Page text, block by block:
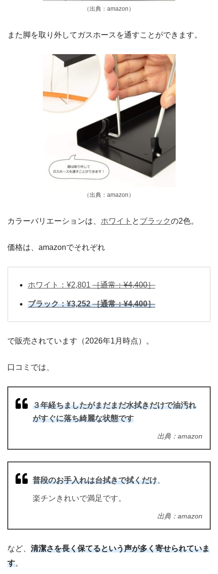
（出典：amazon）
また脚を取り外してガスホースを通すことができます。
（出典：amazon）
カラーバリエーションは、 ホワイト と ブラックの2色。
価格は、amazonでそれぞれ
ホワイト：¥2,801 ［通常：¥4,400］
ブラック：¥3,252［通常：¥4,400］
で販売されています（2026年1月時点）。
口コミでは、
３年経ちましたがまだまだ水拭きだけで油汚れ
がすぐに落ち綺麗な状態です
出典：amazon
普段のお手入れは台拭きで拭くだけ。
楽チンきれいで満足です。
出典：amazon
など、 清潔さを長く保てるという声が多く寄せられていま
す。